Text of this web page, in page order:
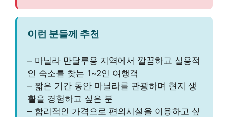
이런 분들께 추천
– 마닐라 만달루용 지역에서 깔끔하고 실용적
인 숙소를 찾는 1~2인 여행객
– 짧은 기간 동안 마닐라를 관광하며 현지 생
활을 경험하고 싶은 분
– 합리적인 가격으로 편의시설을 이용하고 싶